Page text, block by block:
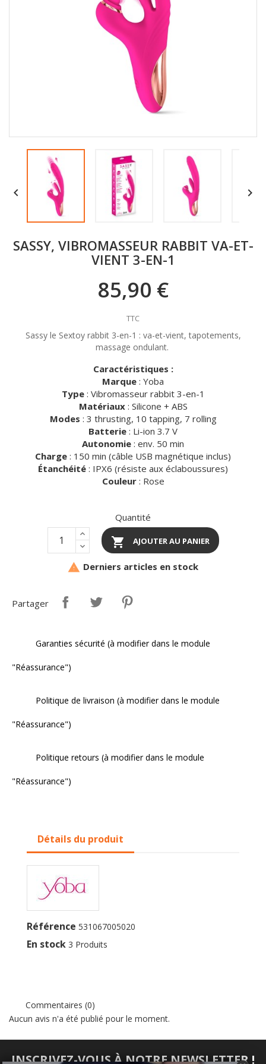
 
SASSY, VIBROMASSEUR RABBIT VA-ET-
VIENT 3-EN-1
85,90 €
TTC
Sassy le Sextoy rabbit 3-en-1 : va-et-vient, tapotements,
massage ondulant.
Caractéristiques :
Marque : Yoba
Type : Vibromasseur rabbit 3-en-1
Matériaux : Silicone + ABS
Modes : 3 thrusting, 10 tapping, 7 rolling
Batterie : Li-ion 3.7 V
Autonomie : env. 50 min
Charge : 150 min (câble USB magnétique inclus)
Étanchéité : IPX6 (résiste aux éclaboussures)
Couleur : Rose
Quantité
 AJOUTER AU PANIER
 Derniers articles en stock
Partager
Garanties sécurité (à modifier dans le module
"Réassurance")
Politique de livraison (à modifier dans le module
"Réassurance")
Politique retours (à modifier dans le module
"Réassurance")
Détails du produit
Référence 531067005020
En stock 3 Produits
Commentaires (0)
Aucun avis n'a été publié pour le moment.
INSCRIVEZ-VOUS À NOTRE NEWSLETTER !